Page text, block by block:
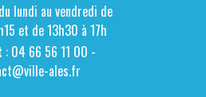
lundi au vendredi de
et de 13h30 à 17h
: 04 66 56 11 00 -
ales.fr